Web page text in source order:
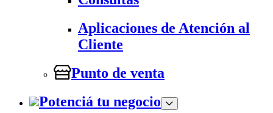
Aplicaciones de Atención al
Cliente
Punto de venta
Potenciá tu negocio